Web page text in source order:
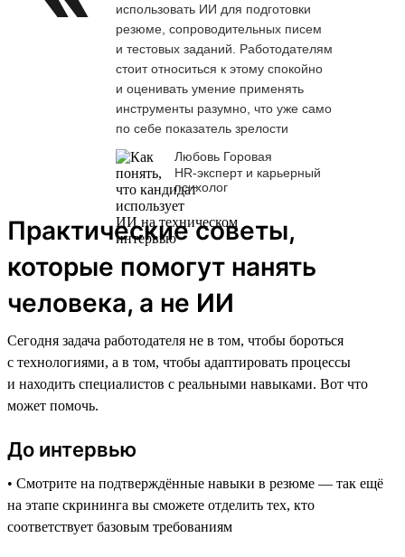
использовать ИИ для подготовки
резюме, сопроводительных писем
и тестовых заданий. Работодателям
стоит относиться к этому спокойно
и оценивать умение применять
инструменты разумно, что уже само
по себе показатель зрелости
Любовь Горовая
HR-эксперт и карьерный
психолог
Практические советы,
которые помогут нанять
человека, а не ИИ
Сегодня задача работодателя не в том, чтобы бороться
с технологиями, а в том, чтобы адаптировать процессы
и находить специалистов с реальными навыками. Вот что
может помочь.
До интервью
• Смотрите на подтверждённые навыки в резюме — так ещё
на этапе скрининга вы сможете отделить тех, кто
соответствует базовым требованиям